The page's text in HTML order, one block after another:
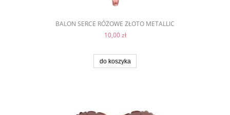
BALON SERCE RÓŻOWE ZŁOTO METALLIC
10,00 zł
do koszyka